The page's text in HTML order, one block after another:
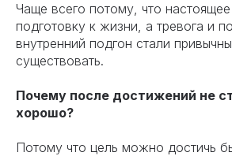
Чаще всего потому, что
подготовку к жизни, а тревога и
внутренний подгон стали
существовать.
Почему после достижений не
хорошо?
Потому что цель можно достичь